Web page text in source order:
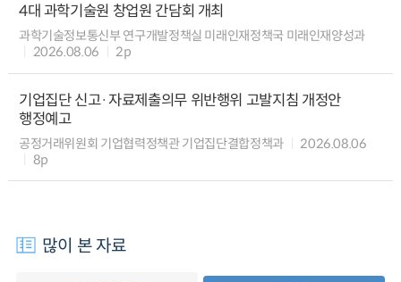
4대 과학기술원 창업원 간담회 개최
과학기술정보통신부 연구개발정책실 미래인재정책국 미래인재양성과
2026.08.06
2p
기업집단 신고·자료제출의무 위반행위 고발지침 개정안
행정예고
공정거래위원회 기업협력정책관 기업집단결합정책과
2026.08.06
8p
많이 본 자료